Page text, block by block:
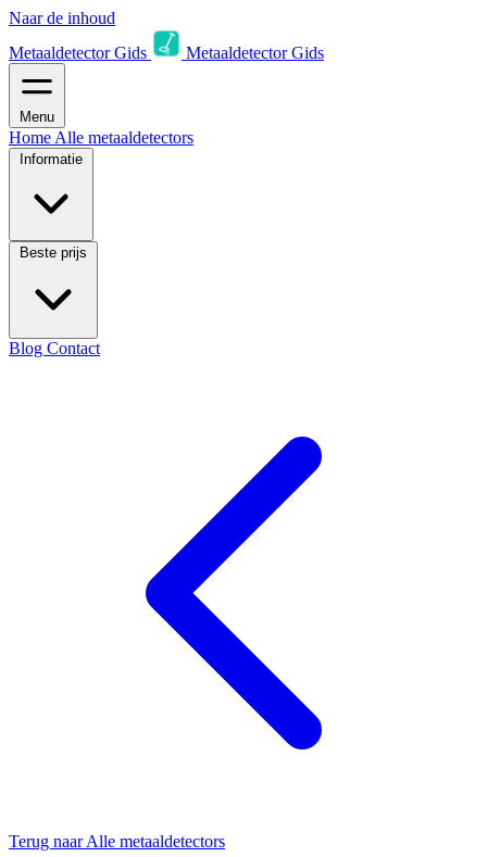
Naar de inhoud
Metaaldetector Gids
Metaaldetector Gids
Menu
Home Alle metaaldetectors
Informatie
Beste prijs
Blog Contact
Terug naar Alle metaaldetectors